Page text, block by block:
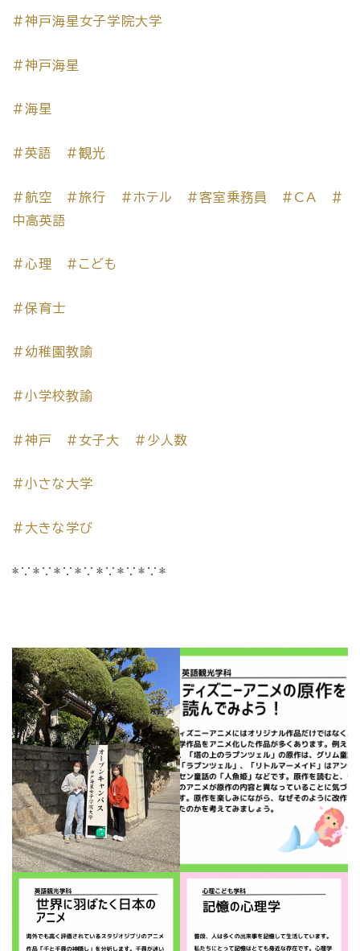
#神戸海星女子学院大学
#神戸海星
#海星
#英語 #観光
#航空 #旅行 #ホテル #客室乗務員 #CA
＃
中高英語
#心理 #こども
#保育士
#幼稚園教諭
#小学校教諭
#神戸 #女子大 #少人数
#小さな大学
#大きな学び
*∵*∵*∵*∵*∵*∵*∵*